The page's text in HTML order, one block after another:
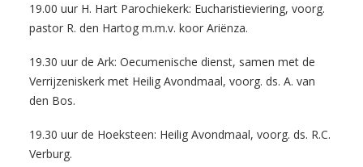
19.00 uur H. Hart Parochiekerk: Eucharistieviering, voorg.
pastor R. den Hartog m.m.v. koor Ariënza.
19.30 uur de Ark: Oecumenische dienst, samen met de
Verrijzeniskerk met Heilig Avondmaal, voorg. ds. A. van
den Bos.
19.30 uur de Hoeksteen: Heilig Avondmaal, voorg. ds. R.C.
Verburg.